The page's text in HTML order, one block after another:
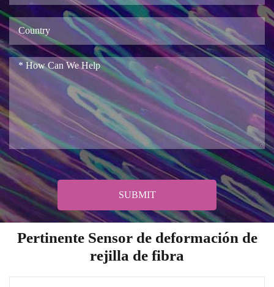
SUBMIT
Pertinente Sensor de deformación de
rejilla de fibra